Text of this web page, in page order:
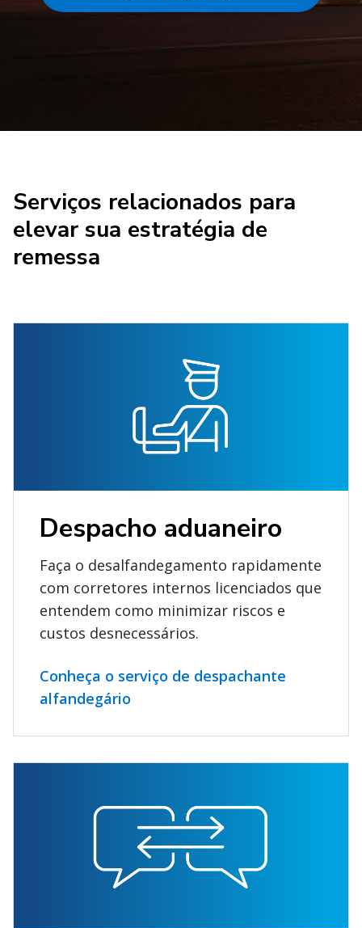
Serviços relacionados para
elevar sua estratégia de
remessa
Despacho aduaneiro
Faça o desalfandegamento rapidamente
com corretores internos licenciados que
entendem como minimizar riscos e
custos desnecessários.
Conheça o serviço de despachante
alfandegário